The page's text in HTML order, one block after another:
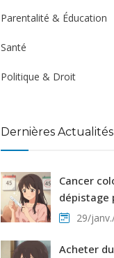
Parentalité & Éducation
Santé
Politique & Droit
Dernières Actualités
Cancer
dépistage
et
29/
Acheter